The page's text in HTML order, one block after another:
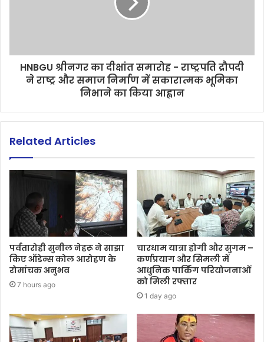
HNBGU श्रीनगर का दीक्षांत समारोह - राष्ट्रपति द्रौपदी
ने राष्ट्र और समाज निर्माण में सकारात्मक भूमिका
निभाने का किया आह्वान
Related Articles
पर्वतारोही सुनील नेहरू ने साझा
किए ऑडेन्स कोल आरोहण के
रोमांचक अनुभव
7 hours ago
चारधाम यात्रा होगी और सुगम –
कर्णप्रयाग और सिमली में
आधुनिक पार्किंग परियोजनाओं
को मिली रफ्तार
1 day ago